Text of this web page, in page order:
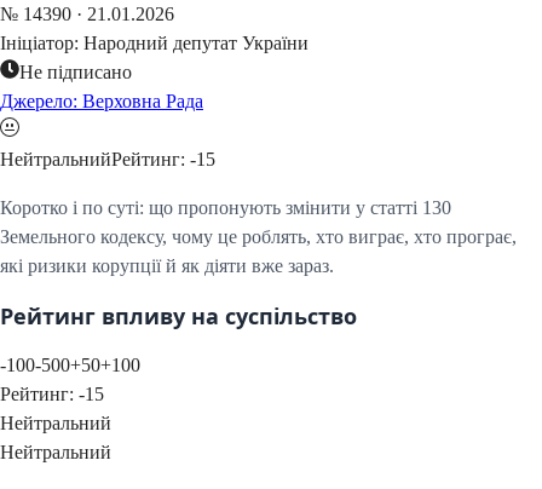
№ 14390 · 21.01.2026
Ініціатор: Народний депутат України
Не підписано
Джерело: Верховна Рада
НейтральнийРейтинг: -15
Коротко і по суті: що пропонують змінити у статті 130
Земельного кодексу, чому це роблять, хто виграє, хто програє,
які ризики корупції й як діяти вже зараз.
Рейтинг впливу на суспільство
-100-500+50+100
Рейтинг: -15
Нейтральний
Нейтральний